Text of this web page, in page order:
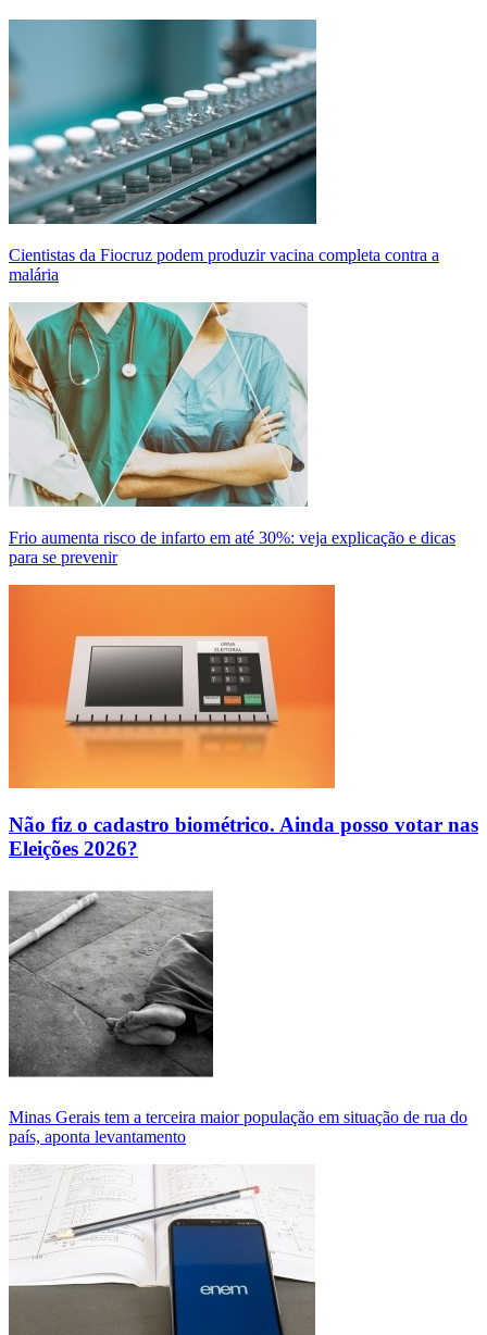
Cientistas da Fiocruz podem produzir vacina completa contra a
malária
Frio aumenta risco de infarto em até 30%: veja explicação e dicas
para se prevenir
Não fiz o cadastro biométrico. Ainda posso votar nas
Eleições 2026?
Minas Gerais tem a terceira maior população em situação de rua do
país, aponta levantamento